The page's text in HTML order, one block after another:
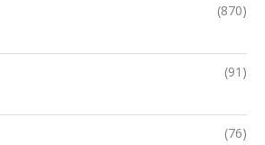
(870)
(91)
(76)